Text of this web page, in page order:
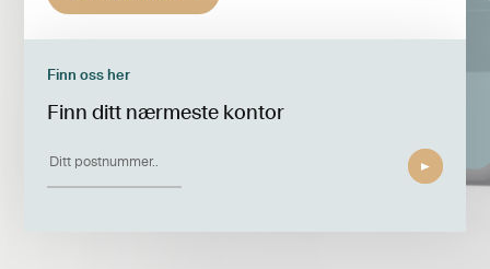
Finn oss her
Finn ditt nærmeste kontor